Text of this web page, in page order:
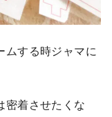
ムする時ジャマに
密着させたくな